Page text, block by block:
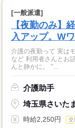
[一般派遣]
【夜勤のみ】
入アップ。W
介護の夜勤って 実はモクモク作業
など 利用者さんとお
んと静かに。 "...
介護助手
埼玉県さいた
時給2,250円 交